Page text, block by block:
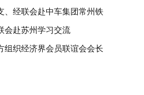
交流活动
、经联会赴中车集团常州铁
学校开展专题调研
会赴苏州学习交流
组织经济界会员联谊会会长